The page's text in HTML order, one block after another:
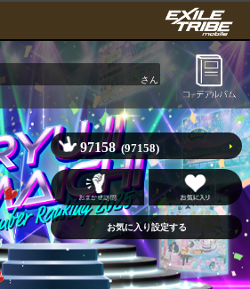
さん
97158 (97158)